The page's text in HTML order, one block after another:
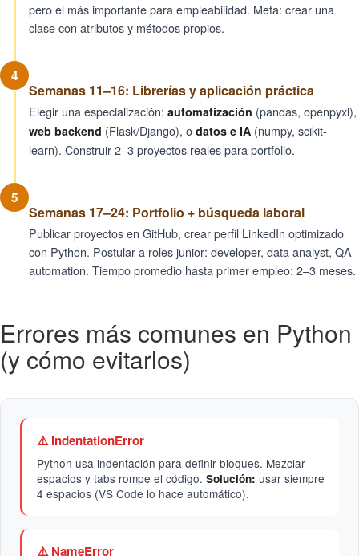
pero el más importante para empleabilidad. Meta: crear una
clase con atributos y métodos propios.
4
Semanas 11–16: Librerías y aplicación práctica
Elegir una especialización: automatización (pandas, openpyxl),
web backend (Flask/Django), o datos e IA (numpy, scikit-
learn). Construir 2–3 proyectos reales para portfolio.
5
Semanas 17–24: Portfolio + búsqueda laboral
Publicar proyectos en GitHub, crear perfil LinkedIn optimizado
con Python. Postular a roles junior: developer, data analyst, QA
automation. Tiempo promedio hasta primer empleo: 2–3 meses.
Errores más comunes en Python
(y cómo evitarlos)
⚠️ IndentationError
Python usa indentación para definir bloques. Mezclar
espacios y tabs rompe el código. Solución: usar siempre
4 espacios (VS Code lo hace automático).
⚠️ NameError